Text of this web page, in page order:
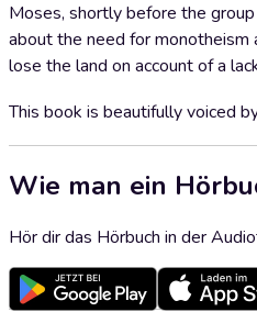
Moses, shortly before the
about the need for
lose the land on account of a
This book is beautifully voiced
Wie man ein
Hör dir das Hörbuch in der